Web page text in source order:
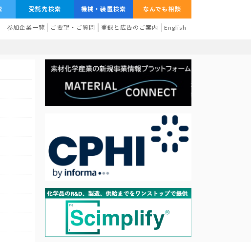
受託先検索 機械・装置検索 なんでも相談
参加企業一覧 ご要望・ご質問 登録と広告のご案内 English